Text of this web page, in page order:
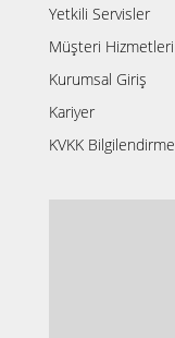
Yetkili Servisler
Müşteri Hizmetleri
Kurumsal Giriş
Kariyer
KVKK Bilgilendirme